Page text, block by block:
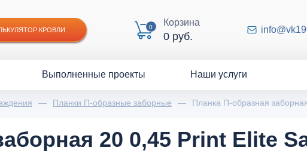
КРОВЛИ 0 Корзина
0 руб.
Выполненные проекты Наши услуги
— Планки П-образные заборные — Планка П-образная
20 0,45 Print Elite